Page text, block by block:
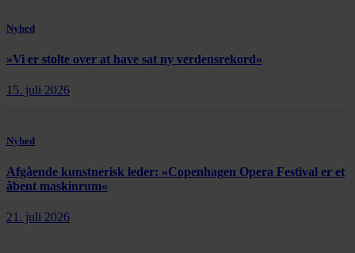
Nyhed
»Vi er stolte over at have sat ny verdensrekord«
15. juli 2026
Nyhed
Afgående kunstnerisk leder: »Copenhagen Opera Festival er et
åbent maskinrum«
21. juli 2026